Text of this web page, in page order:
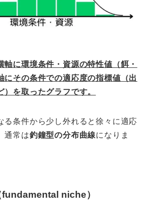
軸に環境条件・資源の特性値（餌・
にその条件での適応度の指標値（出
）を取ったグラフです。
る条件から少し外れると徐々に適応
通常は釣鐘型の分布曲線になりま
niche）